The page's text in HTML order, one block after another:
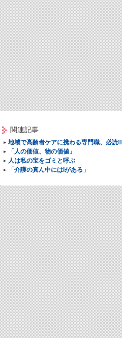
関連記事
地域で高齢者ケアに携わる専門職、必読!!
「人の価値、物の価値」
人は私の宝をゴミと呼ぶ
「介護の真ん中にはIがある」